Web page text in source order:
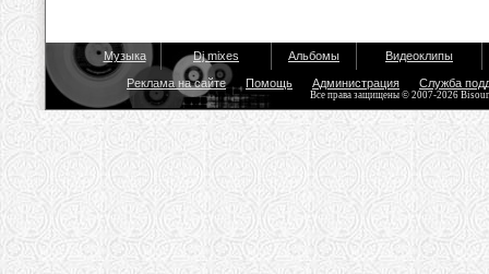
Музыка Dj mixes Альбомы Видеоклипы
Реклама на сайте Помощь Администрация Служба
Все права защищены © 2007-2026